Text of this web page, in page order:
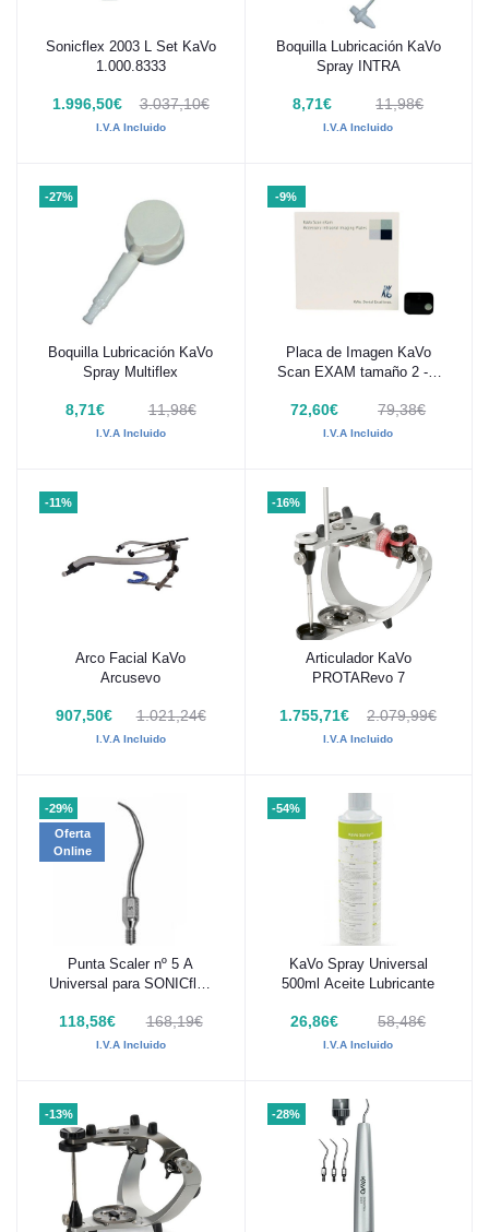
Añadir al carrito
Sonicflex 2003 L Set KaVo
1.000.8333
1.996,50€ 3.037,10€
I.V.A Incluido
Añadir al carrito
Boquilla Lubricación KaVo
Spray INTRA
8,71€ 11,98€
I.V.A Incluido
-27%
Añadir al carrito
Boquilla Lubricación KaVo
Spray Multiflex
8,71€ 11,98€
I.V.A Incluido
-9%
Añadir al carrito
Placa de Imagen KaVo
Scan EXAM tamaño 2 - 1
72,60€ 79,38€
I.V.A Incluido
-11%
Añadir al carrito
Arco Facial KaVo
Arcusevo
907,50€ 1.021,24€
I.V.A Incluido
-16%
Añadir al carrito
Articulador KaVo
PROTARevo 7
1.755,71€ 2.079,99€
I.V.A Incluido
-29%
Oferta
Online
Añadir al carrito
Punta Scaler nº 5 A
Universal para SONICflex
118,58€ 168,19€
I.V.A Incluido
-54%
Añadir al carrito
KaVo Spray Universal
500ml Aceite Lubricante
26,86€ 58,48€
I.V.A Incluido
-13% -28%